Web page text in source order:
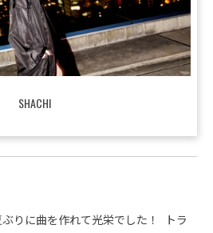
SHACHI
りに曲を作れて光栄でした！ トラ